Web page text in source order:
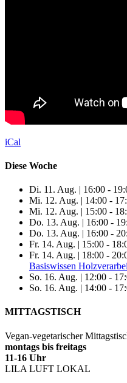
iCal
Diese Woche
Di. 11. Aug. | 16:00 -
Mi. 12. Aug. | 14:00 -
Mi. 12. Aug. | 15:00 -
Do. 13. Aug. | 16:00 -
Do. 13. Aug. | 16:00 -
Fr. 14. Aug. | 15:00 -
Fr. 14. Aug. | 18:00 -
Basiswissen
So. 16. Aug. | 12:00 -
So. 16. Aug. | 14:00 -
MITTAGSTISCH
Vegan-vegetarischer
montags bis freitags
11-16 Uhr
LILA LUFT LOKAL